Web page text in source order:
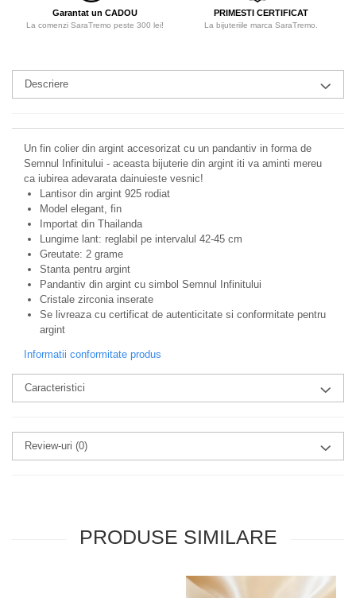
Garantat un CADOU
La comenzi SaraTremo peste 300 lei!
PRIMESTI CERTIFICAT
La bijuteriile marca SaraTremo.
Descriere
Un fin colier din argint accesorizat cu un pandantiv in forma de
Semnul Infinitului - aceasta bijuterie din argint iti va aminti mereu
ca iubirea adevarata dainuieste vesnic!
Lantisor din argint 925 rodiat
Model elegant, fin
Importat din Thailanda
Lungime lant: reglabil pe intervalul 42-45 cm
Greutate: 2 grame
Stanta pentru argint
Pandantiv din argint cu simbol Semnul Infinitului
Cristale zirconia inserate
Se livreaza cu certificat de autenticitate si conformitate pentru
argint
Informatii conformitate produs
Caracteristici
Review-uri (0)
PRODUSE SIMILARE